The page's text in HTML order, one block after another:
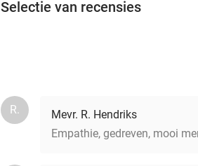
Selectie van recensies
R.
Mevr. R. Hendriks
Empathie, gedreven, mooi